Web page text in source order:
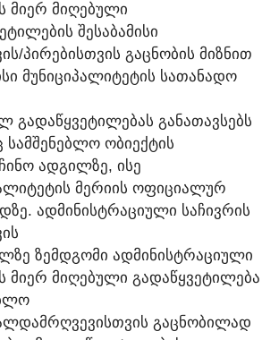
ᲛᲘᲔᲠ ᲛᲘᲦᲔᲑᲣᲚᲘ
ᲨᲔᲡᲐᲑᲐᲛᲘᲡᲘ
ᲞᲘᲠᲔᲑᲘᲡᲗᲕᲘᲡ ᲒᲐᲪᲜᲝᲑᲘᲡ ᲛᲘᲖᲜᲘᲗ
ᲛᲣᲜᲘᲪᲘᲞᲐᲚᲘᲢᲔᲢᲘᲡ ᲡᲐᲗᲐᲜᲐᲓᲝ
ᲒᲐᲓᲐᲬᲧᲕᲔᲢᲘᲚᲔᲑᲐᲡ ᲒᲐᲜᲐᲗᲐᲕᲡᲔᲑᲡ
ᲝᲑᲘᲔᲥᲢᲘᲡ
ᲐᲓᲒᲘᲚᲖᲔ, ᲘᲡᲔ
ᲛᲔᲠᲘᲘᲡ ᲝᲤᲘᲪᲘᲐᲚᲣᲠ
ᲐᲓᲛᲘᲜᲘᲡᲢᲠᲐᲪᲘᲣᲚᲘ ᲡᲐᲩᲘᲕᲠᲘᲡ
ᲖᲔᲛᲓᲒᲝᲛᲘ ᲐᲓᲛᲘᲜᲘᲡᲢᲠᲐᲪᲘᲣᲚᲘ
ᲛᲘᲔᲠ ᲛᲘᲦᲔᲑᲣᲚᲘ ᲒᲐᲓᲐᲬᲧᲕᲔᲢᲘᲚᲔᲑᲐ
ᲒᲐᲪᲜᲝᲑᲘᲚᲐᲓ